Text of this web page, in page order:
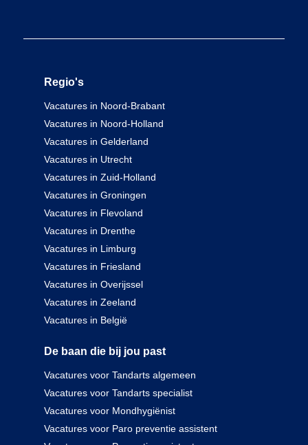
Regio's
Vacatures in Noord-Brabant
Vacatures in Noord-Holland
Vacatures in Gelderland
Vacatures in Utrecht
Vacatures in Zuid-Holland
Vacatures in Groningen
Vacatures in Flevoland
Vacatures in Drenthe
Vacatures in Limburg
Vacatures in Friesland
Vacatures in Overijssel
Vacatures in Zeeland
Vacatures in België
De baan die bij jou past
Vacatures voor Tandarts algemeen
Vacatures voor Tandarts specialist
Vacatures voor Mondhygiënist
Vacatures voor Paro preventie assistent